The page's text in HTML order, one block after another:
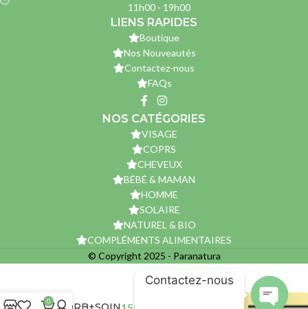
11h00 - 19h00
LIENS RAPIDES
Boutique
Nos Nouveautés
Contactez-nous
FAQs
NOS CATÉGORIES
VISAGE
COPRS
CHEVEUX
BÉBÉ & MAMAN
HOMME
SOLAIRE
NATUREL & BIO
COMPLÉMENTS ALIMENTAIRES
© Copyright 2025 - Paranatura
ROGE
DEO
0
Contactez-nous